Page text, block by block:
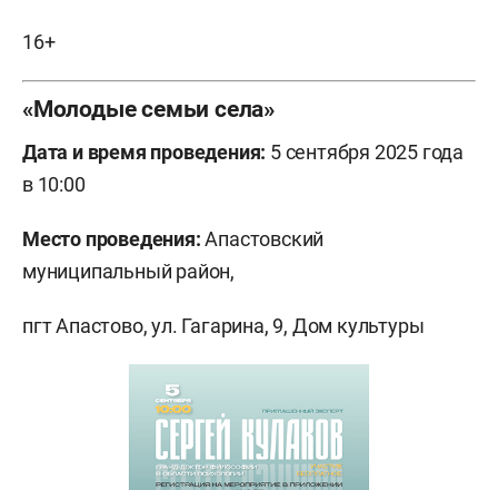
16+
«Молодые семьи села»
Дата и время проведения: 5 сентября 2025 года
в 10:00
Место проведения:Апастовский
муниципальный район,
пгт Апастово, ул. Гагарина, 9, Дом культуры